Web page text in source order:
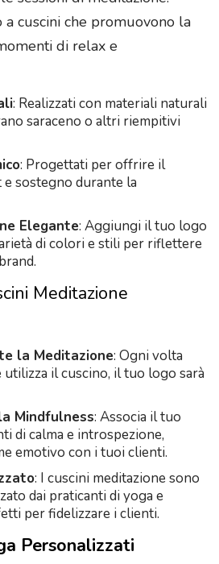
cuscini che promuovono la
di relax e
: Realizzati con materiali naturali
saraceno o altri riempitivi
: Progettati per offrire il
sostegno durante la
Elegante: Aggiungi il tuo logo
di colori e stili per riflettere
Meditazione
la Meditazione: Ogni volta
il cuscino, il tuo logo sarà
Mindfulness: Associa il tuo
di calma e introspezione,
emotivo con i tuoi clienti.
: I cuscini meditazione sono
dai praticanti di yoga e
per fidelizzare i clienti.
Personalizzati